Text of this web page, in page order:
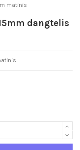
dangtelis